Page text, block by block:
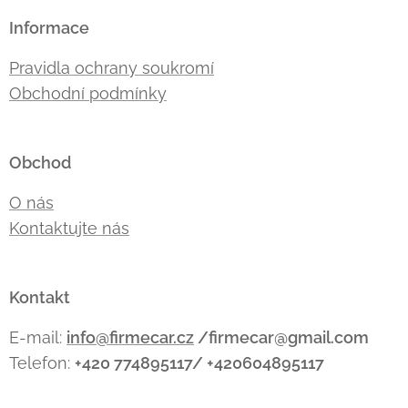
Informace
Pravidla ochrany soukromí
Obchodní podmínky
Obchod
O nás
Kontaktujte nás
Kontakt
E-mail: info@firmecar.cz /firmecar@gmail.com
Telefon: +420 774895117/ +420604895117